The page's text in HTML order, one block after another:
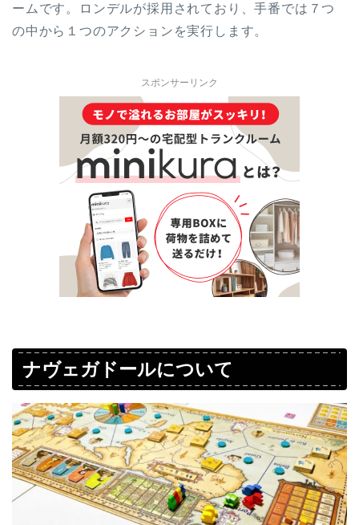
ームです。ロンデルが採用されており、手番では７つ
の中から１つのアクションを実行します。
スポンサーリンク
ナヴェガドールについて